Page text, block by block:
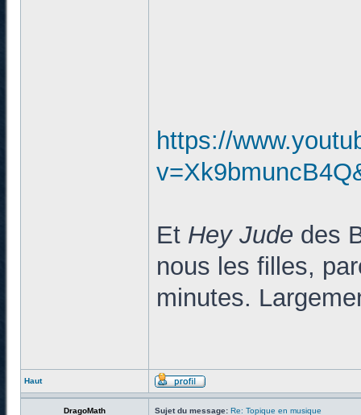
https://
Et Hey Jude des
nous les filles,
minutes.
Haut
DragoMath Sujet du message: Re: Topique en musique